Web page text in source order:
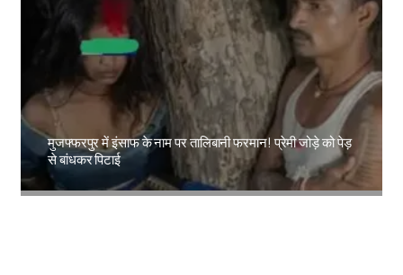
मुजफ्फरपुर में इंसाफ के नाम पर तालिबानी फरमान! प्रेमी जोड़े को पेड़
से बांधकर पिटाई
Amit Lekh